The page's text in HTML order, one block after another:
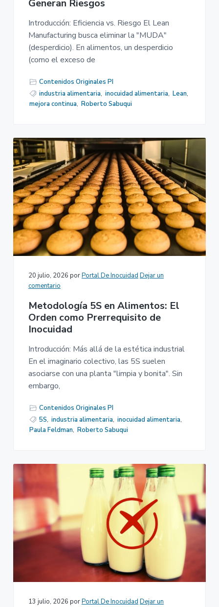
Generan Riesgos
Introducción: Eficiencia vs. Riesgo El Lean
Manufacturing busca eliminar la "MUDA"
(desperdicio). En alimentos, un desperdicio
(como el exceso de
Contenidos Originales PI
industria alimentaria, inocuidad alimentaria, Lean,
mejora continua, Roberto Sabuqui
20 julio, 2026 porPortal De Inocuidad Dejar un
comentario
Metodología 5S en Alimentos: El
Orden como Prerrequisito de
Inocuidad
Introducción: Más allá de la estética industrial
En el imaginario colectivo, las 5S suelen
asociarse con una planta "limpia y bonita". Sin
embargo,
Contenidos Originales PI
5S, industria alimentaria, inocuidad alimentaria,
Paula Feldman, Roberto Sabuqui
13 julio, 2026 porPortal De Inocuidad Dejar un